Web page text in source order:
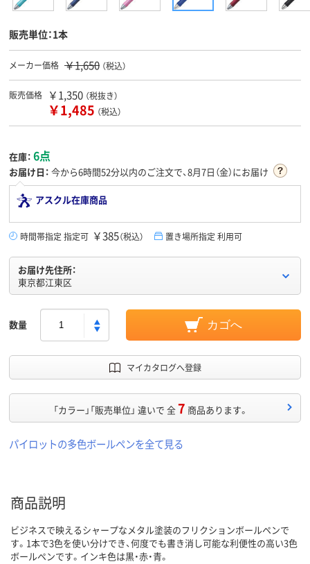
販売単位：1本
メーカー価格 ￥1,650 （税込）
販売価格 ￥1,350 （税抜き）
￥1,485 （税込）
在庫： 6点
お届け日： 今から6時間52分以内のご注文で、8月7日（金）にお届け
アスクル在庫商品
時間帯指定 指定可 ￥385（税込） 置き場所指定 利用可
お届け先住所：
東京都江東区
数量 カゴへ
マイカタログへ登録
「カラー」「販売単位」 違いで 全7 商品あります。
パイロットの多色ボールペンを全て見る
商品説明
ビジネスで映えるシャープなメタル塗装のフリクションボールペンで
す。1本で3色を使い分けでき、何度でも書き消し可能な利便性の高い3色
ボールペンです。インキ色は黒・赤・青。